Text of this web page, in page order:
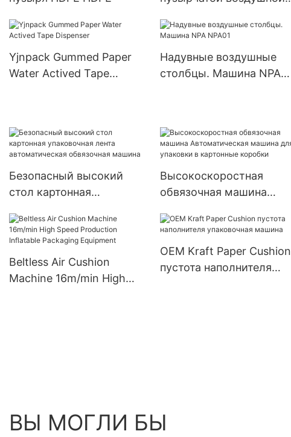
Yjnpack Gummed Paper
Water Actived Tape
Надувные воздушные
столбцы. Машина NPA
Безопасный высокий
стол картонная
автоматическая
обвязочная машина
Высокоскоростная
обвязочная машина
для упаковки в
Beltless Air Cushion
Machine 16m/min High
OEM Kraft Paper Cushion
пустота наполнителя
ВЫ МОГЛИ БЫ